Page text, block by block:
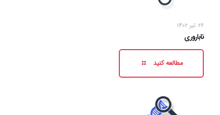
۲۶ تیر ۱۴۰۲
ناباروری
مطالعه کنید